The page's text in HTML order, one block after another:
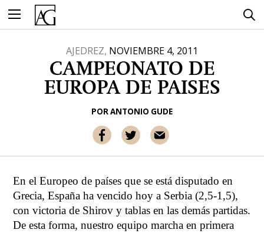
contenido
AJEDREZ, NOVIEMBRE 4, 2011
CAMPEONATO DE
EUROPA DE PAISES
PORANTONIO GUDE
En el Europeo de países que se está disputado en
Grecia, España ha vencido hoy a Serbia (2,5-1,5),
con victoria de Shirov y tablas en las demás partidas.
De esta forma, nuestro equipo marcha en primera